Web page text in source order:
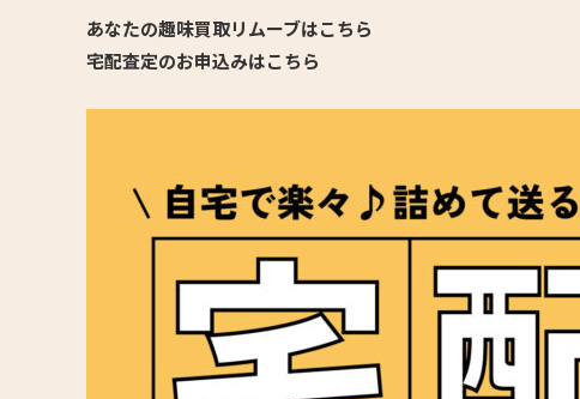
あなたの趣味買取リムーブはこちら
宅配査定のお申込みはこちら